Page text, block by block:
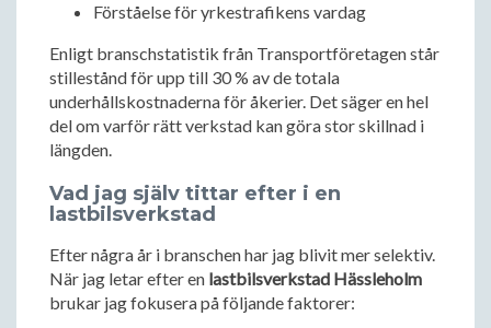
Förståelse för yrkestrafikens vardag
Enligt branschstatistik från Transportföretagen står
stillestånd för upp till 30 % av de totala
underhållskostnaderna för åkerier. Det säger en hel
del om varför rätt verkstad kan göra stor skillnad i
längden.
Vad jag själv tittar efter i en
lastbilsverkstad
Efter några år i branschen har jag blivit mer selektiv.
När jag letar efter en lastbilsverkstad Hässleholm
brukar jag fokusera på följande faktorer: